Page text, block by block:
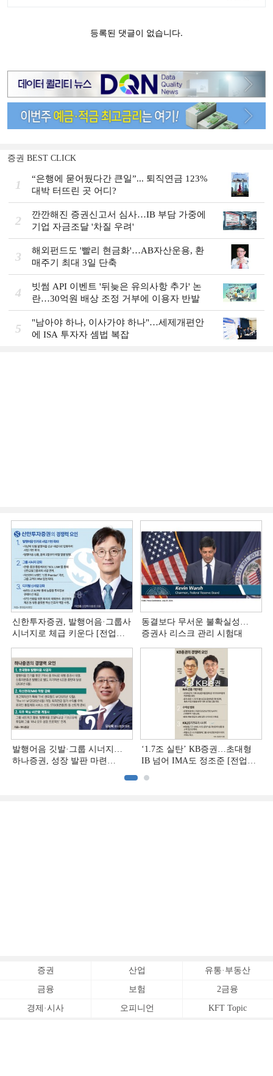
증권 BEST CLICK
1
“은행에 묻어뒀다간 큰일”... 퇴직연금 123%
대박 터뜨린 곳 어디?
2
깐깐해진 증권신고서 심사…IB 부담 가중에
기업 자금조달 '차질 우려'
3
해외펀드도 '빨리 현금화'…AB자산운용, 환
매주기 최대 3일 단축
4
빗썸 API 이벤트 '뒤늦은 유의사항 추가' 논
란…30억원 배상 조정 거부에 이용자 반발
5
"남아야 하나, 이사가야 하나"…세제개편안
에 ISA 투자자 셈법 복잡
신한투자증권, 발행어음·그룹사
시너지로 체급 키운다 [전업계
동결보다 무서운 불확실성…
증권사 리스크 관리 시험대
발행어음 깃발·그룹 시너지…
하나증권, 성장 발판 마련
‘1.7조 실탄’ KB증권…초대형
IB 넘어 IMA도 정조준 [전업계
증권 산업 유통·부동산
금융 보험 2금융
경제·시사 오피니언 KFT Topic